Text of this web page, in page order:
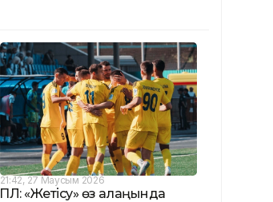
21:42, 27 Маусым 2026
ҚПЛ: «Жетісу» өз алаңында